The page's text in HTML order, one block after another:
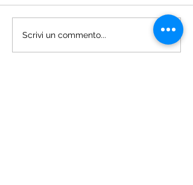
Bibox Exchange -
Scrivi un commento...